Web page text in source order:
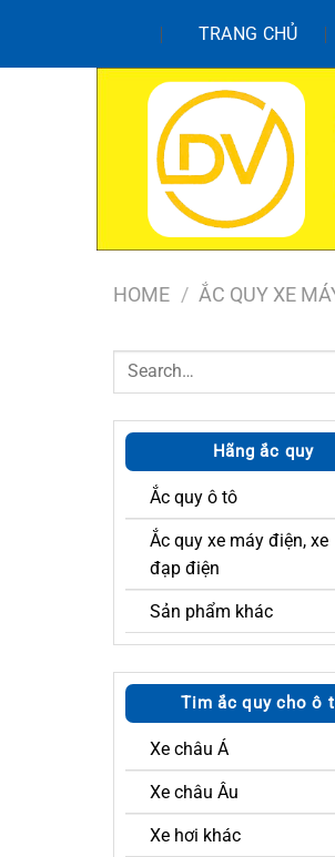
nội
TRANG CHỦ
HOME / ẮC QUY XE
Search
Hãng ắc quy
Ắc quy ô tô
Ắc quy xe máy điện, xe
đạp điện
Sản phẩm khác
Tim ắc quy cho ô
Xe châu Á
Xe châu Âu
Xe hơi khác